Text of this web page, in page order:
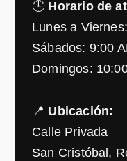
🕒 Horario de
Lunes a
Sábados: 9:00
Domingos:
📍 Ubicación:
Calle Privada
San Cristóbal,